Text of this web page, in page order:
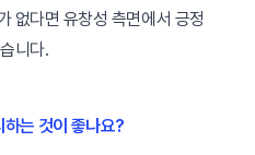
없다면 유창성 측면에서 긍정
니다.
는 것이 좋나요?